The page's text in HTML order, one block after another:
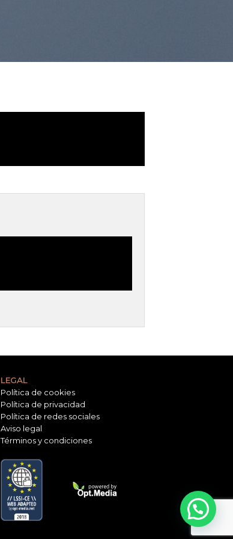
LEGAL
Política de cookies
Política de privacidad
Política de redes sociales
Aviso legal
Términos y condiciones